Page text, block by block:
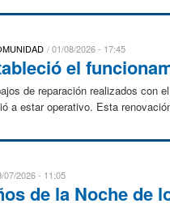
01/08/2026 - 17:45
el
de reparación realizados con
a estar operativo. Esta
07/2026 - 11:05
de la Noche de